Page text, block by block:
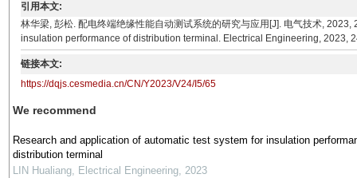
引用本文:
林华梁, 彭松. 配电终端绝缘性能自动测试系统的研究与应用[J]. 电气技术,
insulation performance of distribution terminal. Electrical Engineering, 2023,
链接本文:
https://dqjs.cesmedia.cn/CN/Y2023/V24/I5/65
We recommend
Research and application of automatic test system for insulation
distribution terminal
LIN Hualiang, Electrical Engineering, 2023